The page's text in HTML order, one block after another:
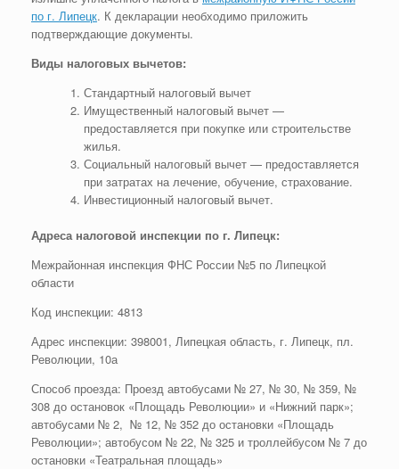
по г. Липецк. К декларации необходимо приложить
подтверждающие документы.
Виды налоговых вычетов:
Стандартный налоговый вычет
Имущественный налоговый вычет —
предоставляется при покупке или строительстве
жилья.
Социальный налоговый вычет — предоставляется
при затратах на лечение, обучение, страхование.
Инвестиционный налоговый вычет.
Адреса налоговой инспекции по г. Липецк:
Межрайонная инспекция ФНС России №5 по Липецкой
области
Код инспекции: 4813
Адрес инспекции: 398001, Липецкая область, г. Липецк, пл.
Революции, 10а
Способ проезда: Проезд автобусами № 27, № 30, № 359, №
308 до остановок «Площадь Революции» и «Нижний парк»;
автобусами № 2, № 12, № 352 до остановки «Площадь
Революции»; автобусом № 22, № 325 и троллейбусом № 7 до
остановки «Театральная площадь»